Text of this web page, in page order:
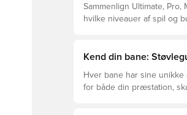
Sammenlign Ultimate,
hvilke niveauer af spil og
Kend din bane:
Hver bane har sine
for både din præstation,